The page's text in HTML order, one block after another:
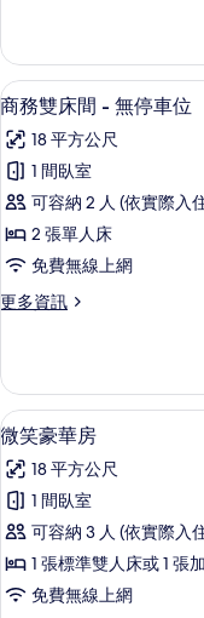
有
相
片
樂
活
房
詳
情
顯
示
商
務
雙
床
-
停
車
位
的
所
有
相
片
5
商務雙床間 - 無停車位
18 平方公尺
1 間臥室
可容納 2 人 (依實際入
2 張單人床
免費無線上網
更多資訊
更
雙
床
間
-
無
停
車
位
的
詳
情
顯
示
微
笑
豪
華
13
微笑豪華房
18 平方公尺
1 間臥室
可容納 3 人 (依實際入
1 張標準雙人床或 1 張
免費無線上網